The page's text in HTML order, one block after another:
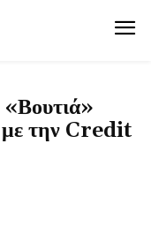
με την Credit